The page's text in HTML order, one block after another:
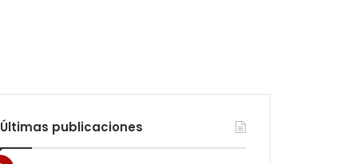
Últimas publicaciones